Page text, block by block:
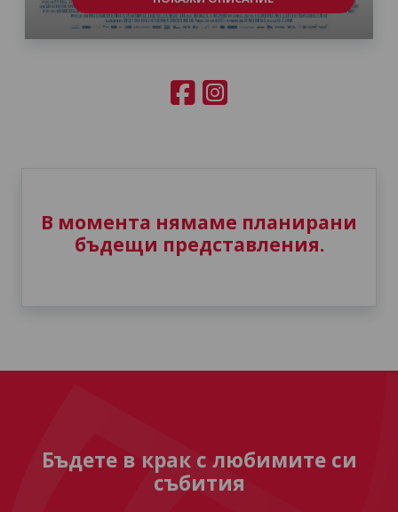
В момента нямаме планирани
бъдещи представления.
Бъдете в крак с любимите си
събития